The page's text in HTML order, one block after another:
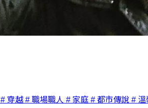
# 穿越# 職場職人 # 家庭 # 都市傳說 # 溫